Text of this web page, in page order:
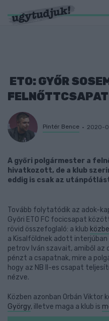
ETO: GYŐR
Pintér Bence 2020-
A győri polgármester a
hivatkozott, de a klub
eddig is csak az
Tovább folytatódik az adok-
Győri ETO FC focicsapat
rövid összefoglaló: a klub
a Kisalföldnek adott interjúban
petrov Iván szavait, amiből az
pénzt a csapatnak, mire a
hogy az NB II-es csapat
nézve.
Közben azonban Orbán Viktor
György, illetve maga a klub is